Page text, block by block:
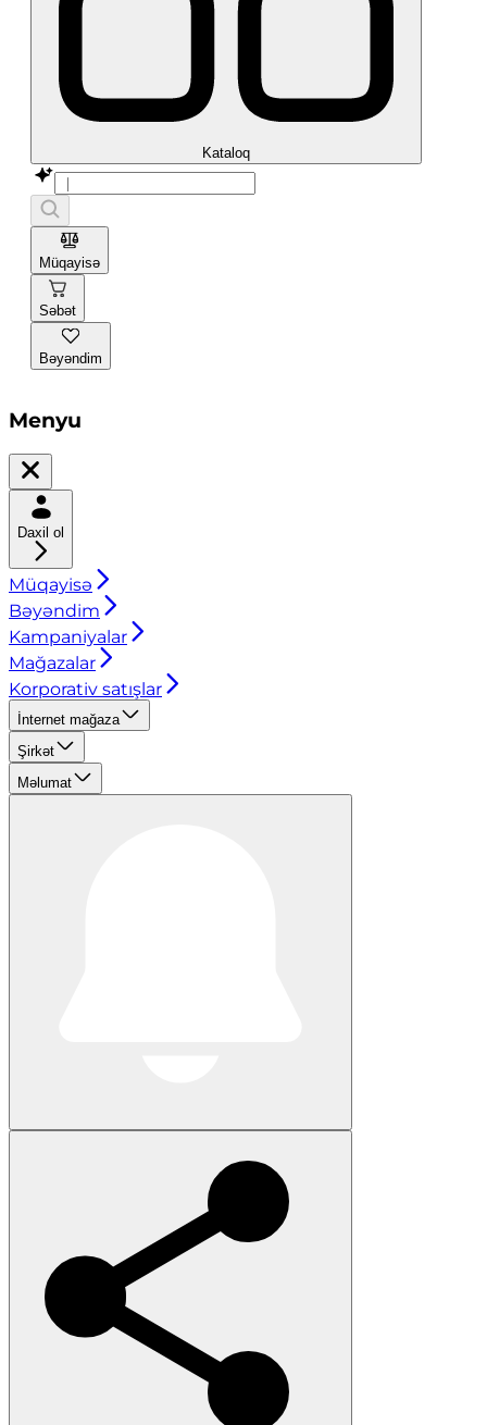
Kataloq
Müqayisə
Səbət
Bəyəndim
Menyu
Daxil ol
Müqayisə
Bəyəndim
Kampaniyalar
Mağazalar
Korporativ satışlar
İnternet mağaza
Şirkət
Məlumat